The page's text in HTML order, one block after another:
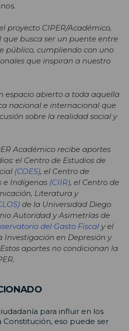
proyecto CIPER/Académico,
que busca ser un puente entre
público, cumpliendo con uno
que inspiran a nuestro
espacio abierto a toda aquella
nacional e internacional que
sobre la realidad social y
Académico recibe aportes
el Centro de Estudios de
(COES), el Centro de
e Indígenas (CIIR), el Centro de
Literatura y
de la Universidad Diego
Autoridad y Asimetrías de
del Gasto Fiscal y el
en Depresión y
aportes no condicionan la
para influir en los
eso puede ser